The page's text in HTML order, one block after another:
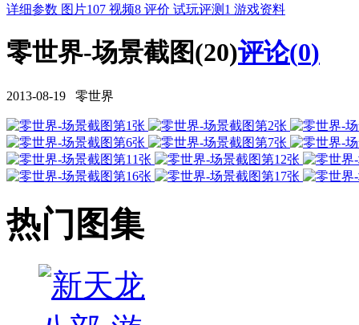
详细参数 图片107 视频8 评价 试玩评测 1 游戏资料
零世界-场景截图(20)评论(0)
2013-08-19 零世界
热门图集